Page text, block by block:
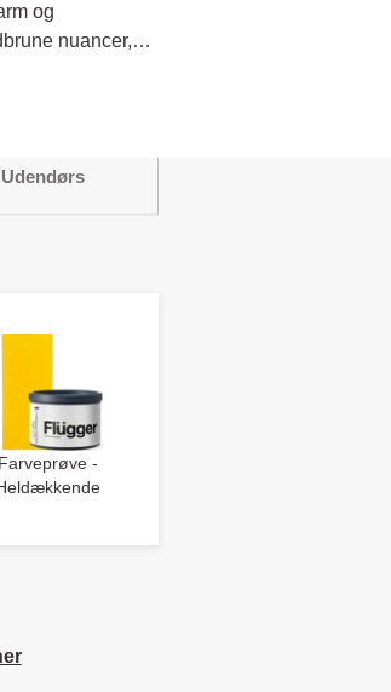
og
nuancer,
din stue. Læs
Udendørs
Farveprøve -